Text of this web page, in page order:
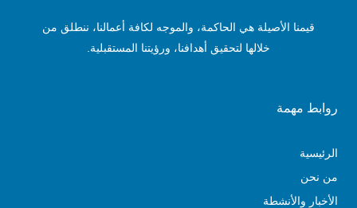
قيمنا الأصيلة هي الحاكمة، والموجه لكافة أعمالنا، ننطلق من
خلالها لتحقيق أهدافنا، ورؤيتنا المستقبلية.
روابط مهمة
الرئيسية
من نحن
الأخبار والأنشطة